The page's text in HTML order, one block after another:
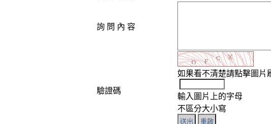
詢 問 內 容
驗證碼
如果看不清楚請點擊圖片
輸入圖片上的字母
不區分大小寫